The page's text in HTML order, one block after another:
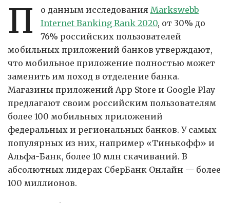
П о данным исследования Markswebb
Internet Banking Rank 2020, от 30% до
76% российских пользователей
мобильных приложений банков утверждают,
что мобильное приложение полностью может
заменить им поход в отделение банка.
Магазины приложений App Store и Google Play
предлагают своим российским пользователям
более 100 мобильных приложений
федеральных и региональных банков. У самых
популярных из них, например «Тинькофф» и
Альфа-Банк, более 10 млн скачиваний. В
абсолютных лидерах СберБанк Онлайн — более
100 миллионов.